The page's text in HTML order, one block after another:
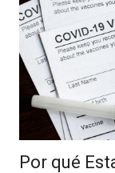
Por qué